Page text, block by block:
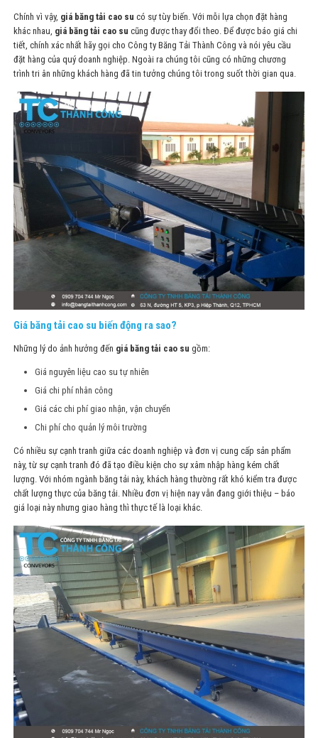
Chính vì vậy, giá băng tải cao sucó sự tùy biến. Với mỗi lựa chọn đặt hàng
khác nhau, giá băng tải cao su cũng được thay đổi theo. Để được báo giá chi
tiết, chính xác nhất hãy gọi cho Công ty Băng Tải Thành Công và nói yêu cầu
đặt hàng của quý doanh nghiệp.Ngoài ra chúng tôi cũng có những chương
trình tri ân những khách hàng đã tin tưởng chúng tôi trong suốt thời gian qua.
Giá băng tải cao su biến động ra sao?
Những lý do ảnh hưởng đến giá băng tải cao su gồm:
Giá nguyên liệu cao su tự nhiên
Giá chi phí nhân công
Giá các chi phí giao nhận, vận chuyển
Chi phí cho quản lý môi trường
Có nhiều sự cạnh tranh giữa các doanh nghiệp và đơn vị cung cấp sản phẩm
này, từ sự cạnh tranh đó đã tạo điều kiện cho sự xâm nhập hàng kém chất
lượng. Với nhóm ngành băng tải này, khách hàng thường rất khó kiểm tra được
chất lượng thực của băng tải. Nhiều đơn vị hiện nay vẫn đang giới thiệu – báo
giá loại này nhưng giao hàng thì thực tế là loại khác.